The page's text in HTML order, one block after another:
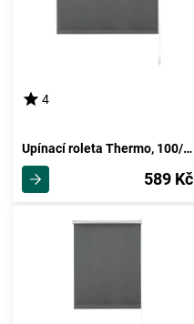
4
Upínací roleta Thermo, 100/150cm, Břidlicová
589 Kč